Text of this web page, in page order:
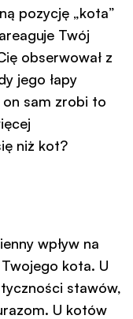
pozycję „kota”
Twój
obserwował z
jego łapy
on sam zrobi to
niż kot?
wpływ na
kota. U
stawów,
U kotów